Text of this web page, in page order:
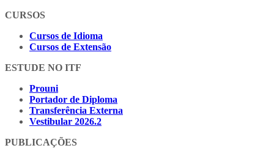
CURSOS
Cursos de Idioma
Cursos de Extensão
ESTUDE NO ITF
Prouni
Portador de Diploma
Transferência Externa
Vestibular 2026.2
PUBLICAÇÕES